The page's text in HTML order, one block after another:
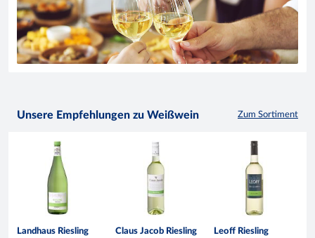
Unsere Empfehlungen zu Weißwein Zum Sortiment
Landhaus Riesling
Claus Jacob Riesling
Leoff Riesling